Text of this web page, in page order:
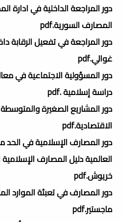
دور المراجعة الداخلية في ادارة
المصارف السورية.pdf
دور المراجعة في تفعيل
غوالي.pdf
دور المسؤولية الاجتماعية في
دراسة إسلامية .pdf
دور المشاريع الصغيرة
الاقتصادية.pdf
دور المصارف الإسلامية في الحد
العالمية دليل المصارف
خريوش.pdf
دور المصارف في تعبئة الموارد
ماجستير.pdf